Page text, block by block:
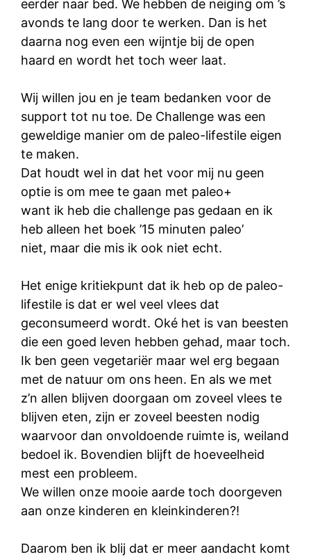
eerder naar bed. We hebben de neiging om ’s
avonds te lang door te werken. Dan is het
daarna nog even een wijntje bij de open
haard en wordt het toch weer laat.
Wij willen jou en je team bedanken voor de
support tot nu toe. De Challenge was een
geweldige manier om de paleo-lifestile eigen
te maken.
Dat houdt wel in dat het voor mij nu geen
optie is om mee te gaan met paleo+
want ik heb die challenge pas gedaan en ik
heb alleen het boek ’15 minuten paleo’
niet, maar die mis ik ook niet echt.
Het enige kritiekpunt dat ik heb op de paleo-
lifestile is dat er wel veel vlees dat
geconsumeerd wordt. Oké het is van beesten
die een goed leven hebben gehad, maar toch.
Ik ben geen vegetariër maar wel erg begaan
met de natuur om ons heen. En als we met
z’n allen blijven doorgaan om zoveel vlees te
blijven eten, zijn er zoveel beesten nodig
waarvoor dan onvoldoende ruimte is, weiland
bedoel ik. Bovendien blijft de hoeveelheid
mest een probleem.
We willen onze mooie aarde toch doorgeven
aan onze kinderen en kleinkinderen?!
Daarom ben ik blij dat er meer aandacht komt